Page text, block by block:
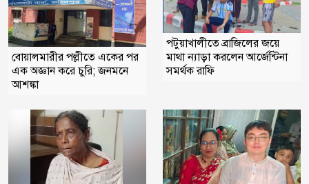
বোয়ালমারীর পল্লীতে একের পর
এক অজ্ঞান করে চুরি; জনমনে
আশঙ্কা
পটুয়াখালীতে ব্রাজিলের জয়ে
মাথা ন্যাড়া করলেন আর্জেন্টিনা
সমর্থক রাফি